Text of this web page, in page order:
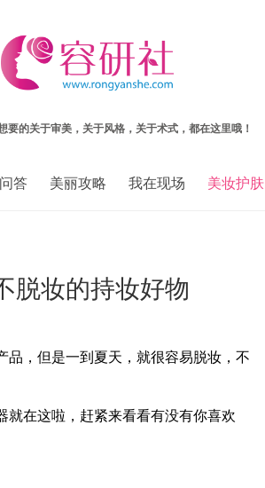
要的关于审美，关于风格，关于术式，都在这里哦！
答 美丽攻略 我在现场 美妆护肤
脱妆的持妆好物
，但是一到夏天，就很容易脱妆，不
在这啦，赶紧来看看有没有你喜欢